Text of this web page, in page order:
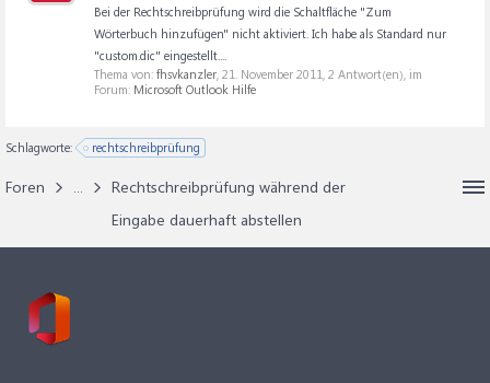
Bei der Rechtschreibprüfung wird die Schaltfläche "Zum
Wörterbuch hinzufügen" nicht aktiviert. Ich habe als Standard nur
"custom.dic" eingestellt....
Thema von: fhsvkanzler, 21. November 2011, 2 Antwort(en), im
Forum: Microsoft Outlook Hilfe
Schlagworte: rechtschreibprüfung
Foren ...
Rechtschreibprüfung während der
Eingabe dauerhaft abstellen